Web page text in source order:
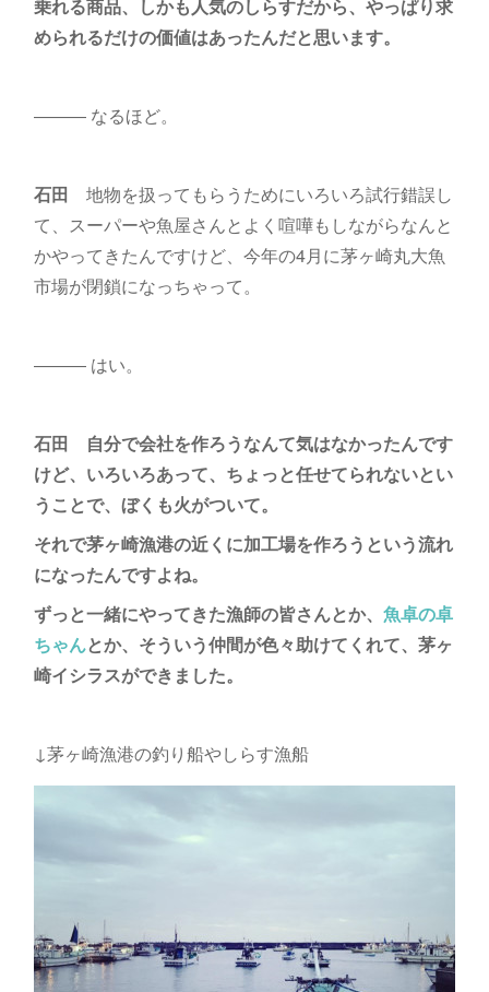
乗れる商品、しかも人気のしらすだから、やっぱり求
められるだけの価値はあったんだと思います。
――― なるほど。
石田 地物を扱ってもらうためにいろいろ試行錯誤し
て、スーパーや魚屋さんとよく喧嘩もしながらなんと
かやってきたんですけど、今年の4月に茅ヶ崎丸大魚
市場が閉鎖になっちゃって。
――― はい。
石田
自分で会社を作ろうなんて気はなかったんです
けど、いろいろあって、ちょっと任せてられないとい
うことで、ぼくも火がついて。
それで茅ヶ崎漁港の近くに加工場を作ろうという流れ
になったんですよね。
ずっと一緒にやってきた漁師の皆さんとか、 魚卓の卓
ちゃんとか、そういう仲間が色々助けてくれて、茅ヶ
崎イシラスができました。
↓茅ヶ崎漁港の釣り船やしらす漁船